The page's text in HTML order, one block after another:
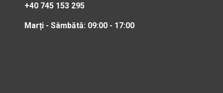
+40 745 153 295
Marți - Sâmbătă: 09:00 - 17:00